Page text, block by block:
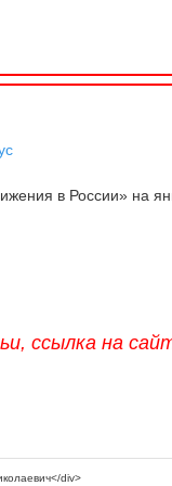
в России» на
ссылка на